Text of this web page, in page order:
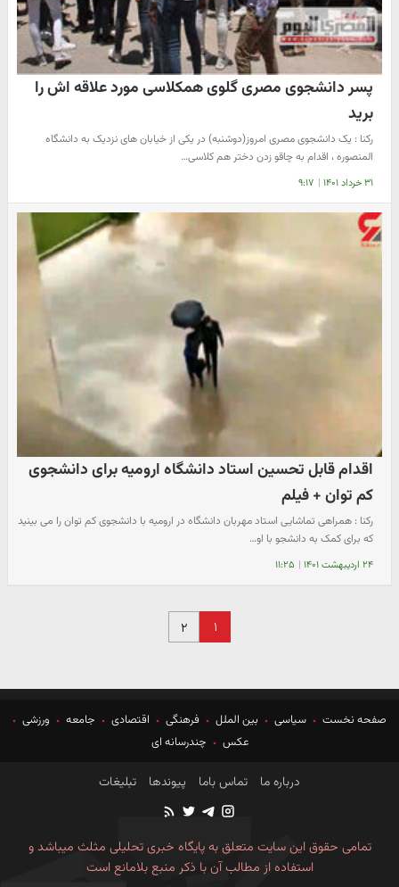
پسر دانشجوی مصری گلوی همکلاسی مورد علاقه اش را
برید
رکنا : یک دانشجوی مصری امروز(دوشنبه) در یکی از خیابان های نزدیک به دانشگاه
المنصوره ، اقدام به چاقو زدن دختر هم کلاسی…
۳۱ خرداد ۱۴۰۱ | ۹:۱۷
اقدام قابل تحسین استاد دانشگاه ارومیه برای دانشجوی
کم توان + فیلم
رکنا : همراهی تماشایی استاد مهربان دانشگاه در ارومیه با دانشجوی کم توان را می بینید
که برای کمک به دانشجو با او…
۲۴ اردیبهشت ۱۴۰۱ | ۱۱:۲۵
۱ ۲
صفحه نخست سیاسی بین الملل فرهنگی اقتصادی جامعه
ورزشی
عکس
چندرسانه ای
درباره ما تماس باما پیوندها تبلیغات
تمامی حقوق این سایت متعلق به پایگاه خبری تحلیلی مثلث میباشد و
استفاده از مطالب آن با ذکر منبع بلامانع است